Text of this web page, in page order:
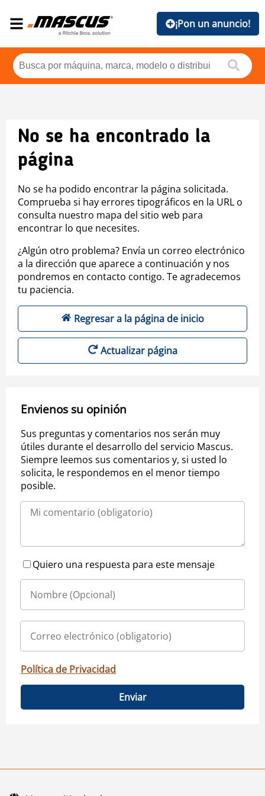
¡Pon un anuncio!
No se ha encontrado la
página
No se ha podido encontrar la página solicitada.
Comprueba si hay errores tipográficos en la URL o
consulta nuestro mapa del sitio web para
encontrar lo que necesites.
¿Algún otro problema? Envía un correo electrónico
a la dirección que aparece a continuación y nos
pondremos en contacto contigo. Te agradecemos
tu paciencia.
Regresar a la página de inicio
Actualizar página
Envienos su opinión
Sus preguntas y comentarios nos serán muy
útiles durante el desarrollo del servicio Mascus.
Siempre leemos sus comentarios y, si usted lo
solicita, le respondemos en el menor tiempo
posible.
Quiero una respuesta para este mensaje
Política de Privacidad
Enviar